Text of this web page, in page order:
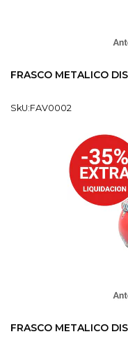
FRASCO METALICO
SkU:FAV0002
FRASCO METALICO